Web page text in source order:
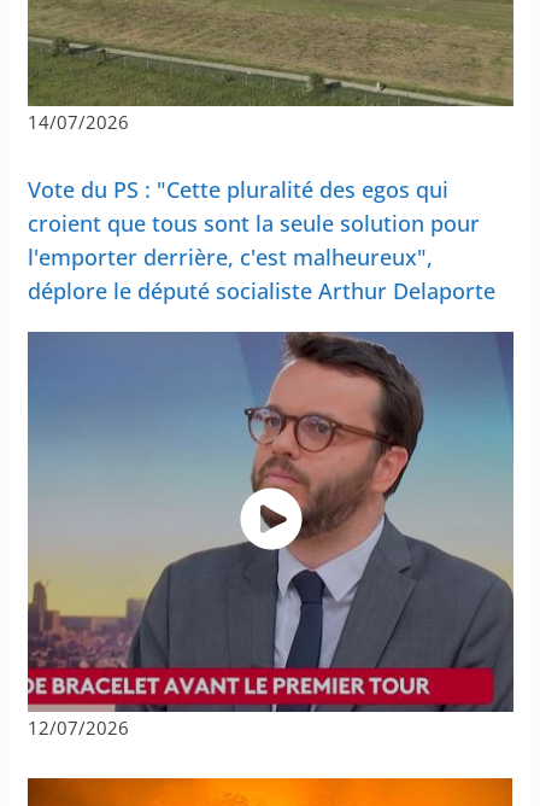
14/07/2026
Vote du PS : "Cette pluralité des egos qui
croient que tous sont la seule solution pour
l'emporter derrière, c'est malheureux",
déplore le député socialiste Arthur Delaporte
12/07/2026